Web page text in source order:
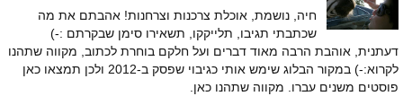
חיה, נושמת, אוכלת צרכנות וצרחנות! אהבתם את מה
שכתבתי תגיבו, תלייקקו, תשאירו סימן שבקרתם :-)
דעתנית, אוהבת הרבה מאוד דברים ועל חלקם בוחרת לכתוב, מקווה שתהנו
לקרוא:-) במקור הבלוג שימש אותי כגיבוי שפסק ב-2012 ולכן תמצאו כאן
פוסטים משנים עברו. מקווה שתהנו כאן.